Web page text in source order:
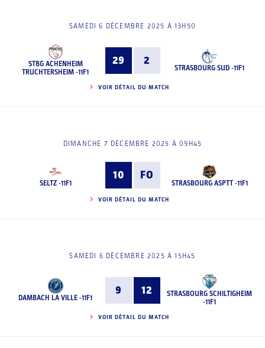
SAMEDI 6 DÉCEMBRE 2025 À 13H50
STBG ACHENHEIM
TRUCHTERSHEIM -11F1
29 2
STRASBOURG SUD -11F1
VOIR DÉTAIL DU MATCH
DIMANCHE 7 DÉCEMBRE 2025 À 09H45
SELTZ -11F1
10 FO
STRASBOURG ASPTT -11F1
VOIR DÉTAIL DU MATCH
SAMEDI 6 DÉCEMBRE 2025 À 15H45
DAMBACH LA VILLE -11F1
9 12
STRASBOURG SCHILTIGHEIM
-11F1
VOIR DÉTAIL DU MATCH